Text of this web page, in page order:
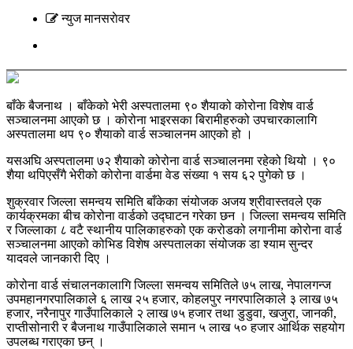
न्युज मानसराेवर
बाँके बैजनाथ । बाँकेको भेरी अस्पतालमा ९० शैयाको कोरोना विशेष वार्ड
सञ्चालनमा आएको छ । कोरोना भाइरसका बिरामीहरुको उपचारकालागि
अस्पतालमा थप ९० शैयाको वार्ड सञ्चालनम आएको हो ।
यसअघि अस्पतालमा ७२ शैयाको कोरोना वार्ड सञ्चालनमा रहेको थियो । ९०
शैया थपिएसँगै भेरीको कोरोना वार्डमा वेड संख्या १ सय ६२ पुगेको छ ।
शुक्रवार जिल्ला समन्वय समिति बाँकेका संयोजक अजय श्रीवास्तवले एक
कार्यक्रमका बीच कोरोना वार्डको उद्घाटन गरेका छन । जिल्ला समन्वय समिति
र जिल्लाका ८ वटै स्थानीय पालिकाहरुको एक करोडको लगानीमा कोरोना वार्ड
सञ्चालनमा आएको कोभिड विशेष अस्पतालका संयोजक डा श्याम सुन्दर
यादवले जानकारी दिए ।
कोरोना वार्ड संचालनकालागि जिल्ला समन्वय समितिले ७५ लाख, नेपालगन्ज
उपमहानगरपालिकाले ६ लाख २५ हजार, कोहलपुर नगरपालिकाले ३ लाख ७५
हजार, नरैनापुर गाउँपालिकाले २ लाख ७५ हजार तथा डुडुवा, खजुरा, जानकी,
राप्तीसोनारी र बैजनाथ गाउँपालिकाले समान ५ लाख ५० हजार आर्थिक सहयोग
उपलब्ध गराएका छन् ।